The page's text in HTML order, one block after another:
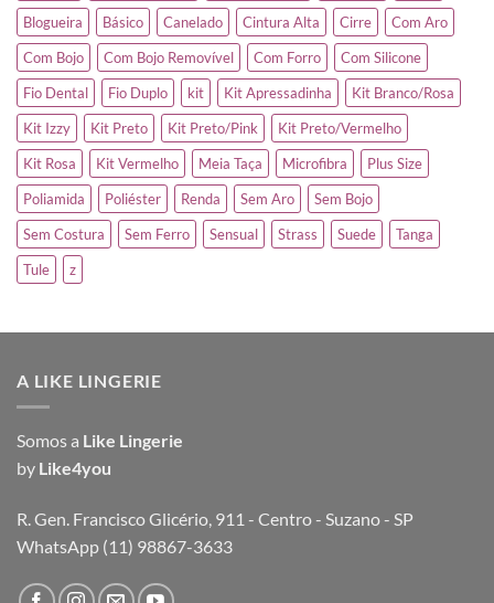
Blogueira
Básico Canelado Cintura Alta Cirre
Com Aro
Com Bojo
Com Bojo Removível Com Forro
Com Silicone
Fio Dental
Fio Duplo kit Kit Apressadinha
Kit Branco/Rosa
Kit Izzy
Kit Preto Kit Preto/Pink
Kit Preto/Vermelho
Kit Rosa
Kit Vermelho Meia Taça Microfibra
Plus Size
Poliamida
Poliéster Renda Sem Aro
Sem Bojo
Sem Costura
Sem Ferro Sensual Strass Suede
Tanga
Tule
z
A LIKE LINGERIE
Somos a Like Lingerie
by Like4you
R. Gen. Francisco Glicério, 911 - Centro - Suzano - SP
WhatsApp (11) 98867-3633